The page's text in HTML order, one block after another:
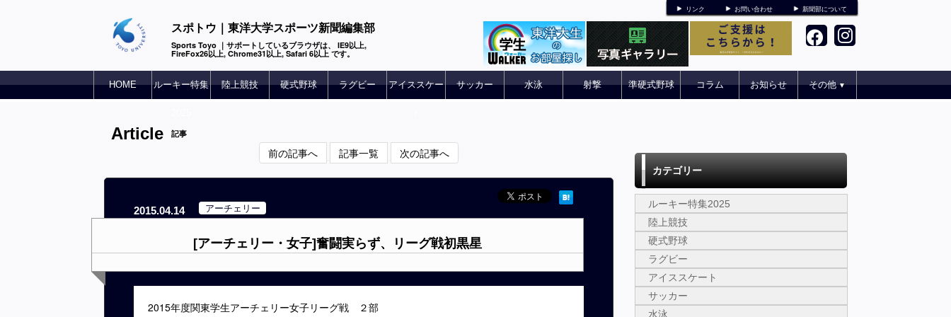
リンク お問い合わせ 新聞部について
スポトウ｜東洋大学スポーツ新聞編集部
Sports Toyo ｜サポートしているブラウザは、 IE9以上,
FireFox26以上, Chrome31以上, Safari 6以上 です。
HOME ルーキー特集 陸上競技 硬式野球 ラグビー アイススケー サッカー 水泳 射撃 準硬式野球 コラム お知らせ その他▼
Article 記事
前の記事へ 記事一覧 次の記事へ
2015.04.14 アーチェリー
[アーチェリー・女子]奮闘実らず、リーグ戦初黒星
2015年度関東学生アーチェリー女子リーグ戦 ２部
カテゴリー
ルーキー特集2025
陸上競技
硬式野球
ラグビー
アイススケート
サッカー
水泳